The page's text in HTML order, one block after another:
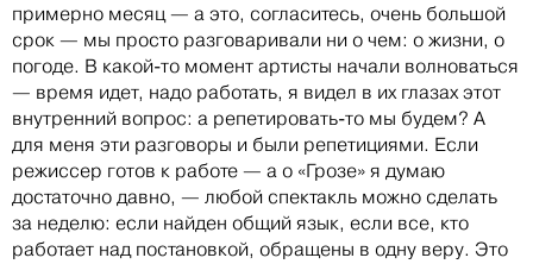
примерно месяц — а это, согласитесь, очень большой
срок — мы просто разговаривали ни о чем: о жизни, о
погоде. В какой-то момент артисты начали волноваться
— время идет, надо работать, я видел в их глазах этот
внутренний вопрос: а репетировать-то мы будем? А
для меня эти разговоры и были репетициями. Если
режиссер готов к работе — а о «Грозе» я думаю
достаточно давно, — любой спектакль можно сделать
за неделю: если найден общий язык, если все, кто
работает над постановкой, обращены в одну веру. Это